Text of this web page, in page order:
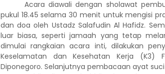
Acara diawali dengan sholawat
pukul 18.45 selama 30 menit untuk mengisi
dan doa oleh Ustadz Salafudin Al Hafidz.
luar biasa, seperti jamaah yang tetap
dimulai rangkaian acara inti, dilakukan pe
Keselamatan dan Kesehatan Kerja (K3)
Diponegoro. Selanjutnya pembacaan ayat